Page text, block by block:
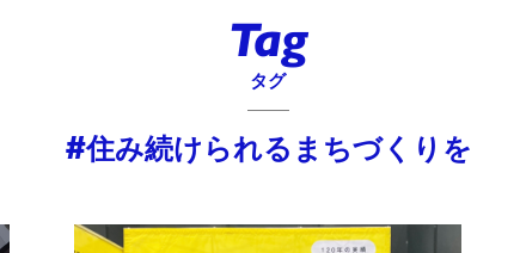
Tag
タグ
#住み続けられるまちづくりを